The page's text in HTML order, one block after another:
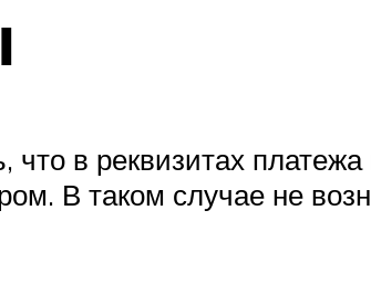
в реквизитах
В таком случае не